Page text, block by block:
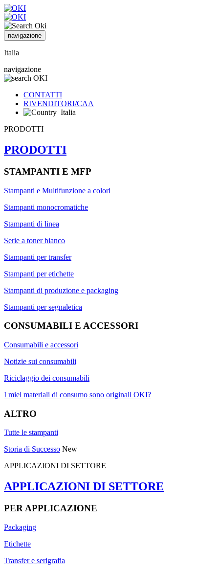
navigazione
Italia
navigazione
CONTATTI
RIVENDITORI/CAA
Italia
PRODOTTI
PRODOTTI
STAMPANTI E MFP
Stampanti e Multifunzione a colori
Stampanti monocromatiche
Stampanti di linea
Serie a toner bianco
Stampanti per transfer
Stampanti per etichette
Stampanti di produzione e packaging
Stampanti per segnaletica
CONSUMABILI E ACCESSORI
Consumabili e accessori
Notizie sui consumabili
Riciclaggio dei consumabili
I miei materiali di consumo sono originali OKI?
ALTRO
Tutte le stampanti
Storia di Successo New
APPLICAZIONI DI SETTORE
APPLICAZIONI DI SETTORE
PER APPLICAZIONE
Packaging
Etichette
Transfer e serigrafia